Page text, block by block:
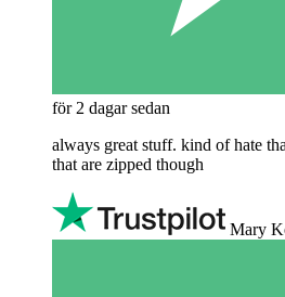
för 2 dagar sedan
always great stuff. kind of hate
that are zipped though
Mary